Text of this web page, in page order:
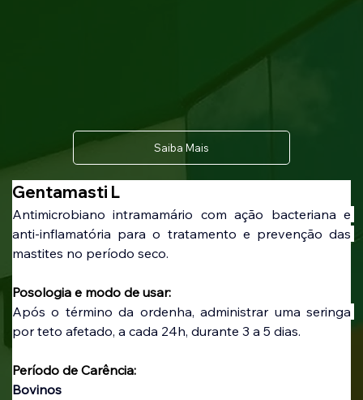
Gentamasti L
Antimicrobiano intramamário com ação bacteriana e
anti-inflamatória para o tratamento e prevenção das
mastites no período seco.
Posologia e modo de usar:
Após o término da ordenha, administrar uma seringa
por teto afetado, a cada 24h, durante 3 a 5 dias.
Período de Carência:
Bovinos
Saiba Mais